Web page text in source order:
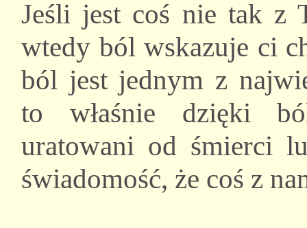
Jeśli jest coś nie tak z
wtedy ból wskazuje ci
ból jest jednym z
to właśnie dzięki
uratowani od śmierci
świadomość, że coś z